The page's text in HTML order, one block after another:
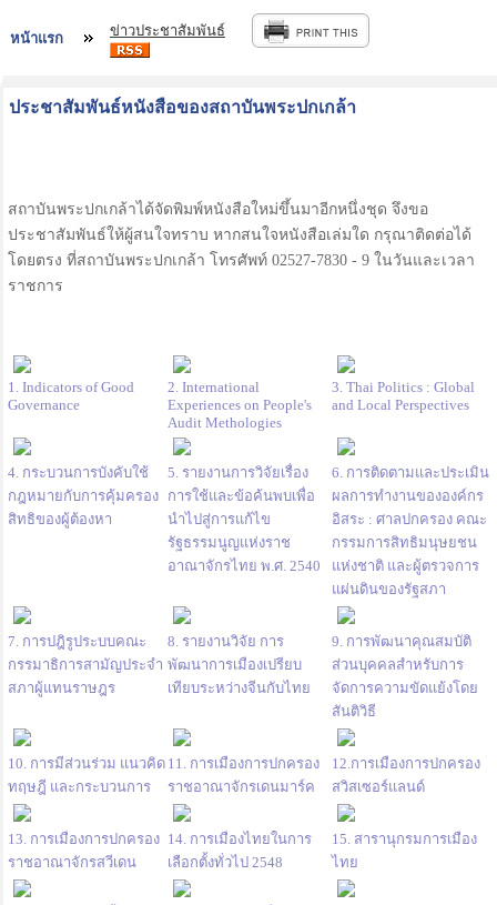
หน้าแรก ข่าวประชาสัมพันธ์
ประชาสัมพันธ์หนังสือของสถาบันพระปกเกล้า
สถาบันพระปกเกล้าได้จัดพิมพ์หนังสือใหม่ขึ้นมาอีกหนึ่งชุด จึงขอ
ประชาสัมพันธ์ให้ผู้สนใจทราบ หากสนใจหนังสือเล่มใด กรุณาติดต่อได้
โดยตรง ที่สถาบันพระปกเกล้า โทรศัพท์ 02527-7830 - 9 ในวันและเวลา
ราชการ
1. Indicators of Good
Governance
2. International
Experiences on People's
Audit Methologies
3. Thai Politics : Global
and Local Perspectives
4. กระบวนการบังคับใช้
กฎหมายกับการคุ้มครอง
สิทธิของผู้ต้องหา
5. รายงานการวิจัยเรื่อง
การใช้และข้อค้นพบเพื่อ
นำไปสู่การแก้ไข
รัฐธรรมนูญแห่งราช
อาณาจักรไทย พ.ศ. 2540
6. การติดตามและประเมิน
ผลการทำงานขององค์กร
อิสระ : ศาลปกครอง คณะ
กรรมการสิทธิมนุษยชน
แห่งชาติ และผู้ตรวจการ
แผ่นดินของรัฐสภา
7. การปฎิรูประบบคณะ
กรรมาธิการสามัญประจำ
สภาผู้แทนราษฎร
8. รายงานวิจัย การ
พัฒนาการเมืองเปรียบ
เทียบระหว่างจีนกับไทย
9. การพัฒนาคุณสมบัติ
ส่วนบุคคลสำหรับการ
จัดการความขัดแย้งโดย
สันติวิธี
10. การมีส่วนร่วม แนวคิด
ทฤษฎี และกระบวนการ
11. การเมืองการปกครอง
ราชอาณาจักรเดนมาร์ค
12.การเมืองการปกครอง
สวิสเซอร์แลนด์
13. การเมืองการปกครอง
ราชอาณาจักรสวีเดน
14. การเมืองไทยในการ
เลือกตั้งทั่วไป 2548
15. สารานุกรมการเมือง
ไทย